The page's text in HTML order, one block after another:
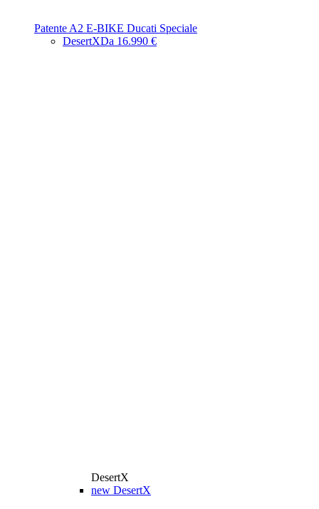
Patente A2 E-BIKE Ducati Speciale
DesertXDa 16.990 €
DesertX
new DesertX